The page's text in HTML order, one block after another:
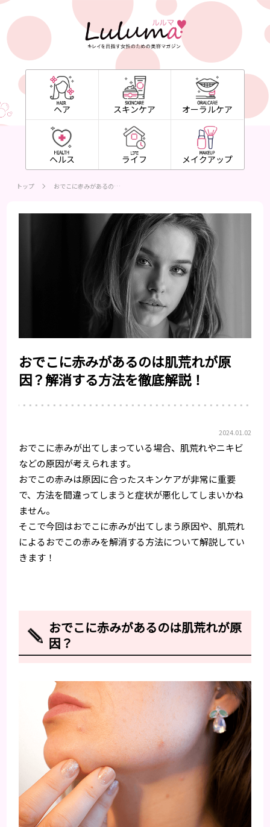
ヘア スキンケア オーラルケア
ヘルス ライフ メイクアップ
トップ おでこに赤みがあるの…
おでこに赤みがあるのは肌荒れが原
因？解消する方法を徹底解説！
2024.01.02
おでこに赤みが出てしまっている場合、肌荒れやニキビ
などの原因が考えられます。
おでこの赤みは原因に合ったスキンケアが非常に重要
で、方法を間違ってしまうと症状が悪化してしまいかね
ません。
そこで今回はおでこに赤みが出てしまう原因や、肌荒れ
によるおでこの赤みを解消する方法について解説してい
きます！
おでこに赤みがあるのは肌荒れが原
因？